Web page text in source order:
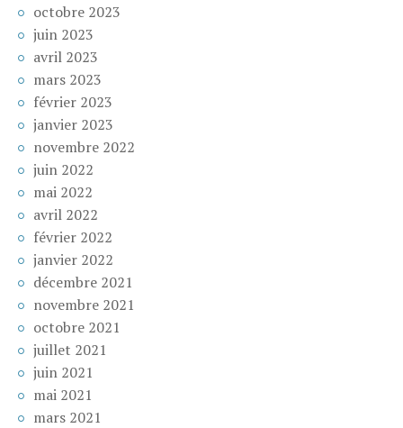
octobre 2023
juin 2023
avril 2023
mars 2023
février 2023
janvier 2023
novembre 2022
juin 2022
mai 2022
avril 2022
février 2022
janvier 2022
décembre 2021
novembre 2021
octobre 2021
juillet 2021
juin 2021
mai 2021
mars 2021